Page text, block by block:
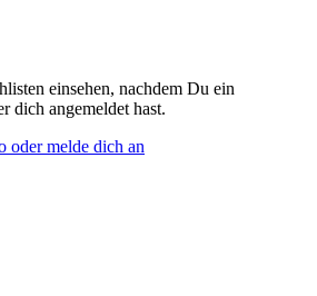
einsehen, nachdem Du ein
dich angemeldet hast.
oder melde dich an